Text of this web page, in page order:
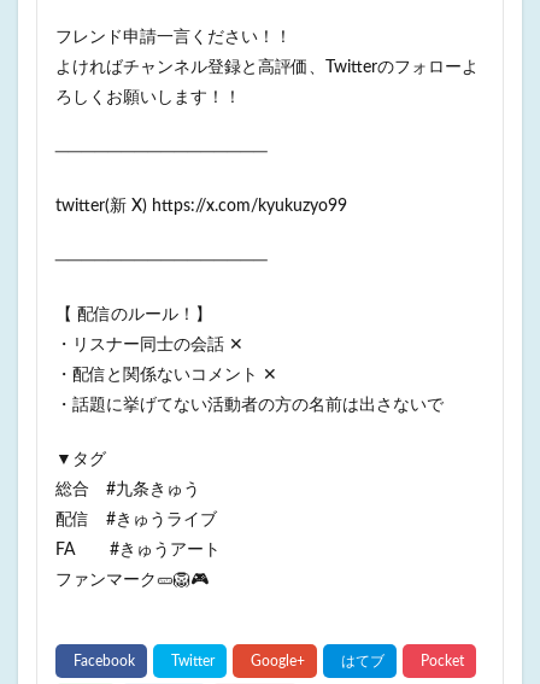
フレンド申請一言ください！！
よければチャンネル登録と高評価、Twitterのフォローよ
ろしくお願いします！！
────────────────
twitter(新 X) https://x.com/kyukuzyo99
────────────────
【 配信のルール！】
・リスナー同士の会話 ✕
・配信と関係ないコメント ✕
・話題に挙げてない活動者の方の名前は出さないで
▼タグ
総合 #九条きゅう
配信 #きゅうライブ
FA #きゅうアート
ファンマーク🥒🦁🎮